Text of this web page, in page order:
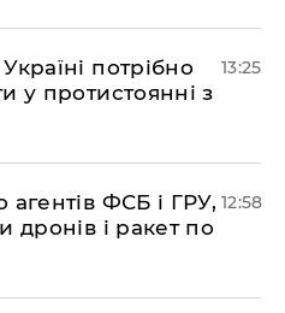
потрібно
у протистоянні з
13:25
агентів ФСБ і ГРУ,
дронів і ракет по
12:58